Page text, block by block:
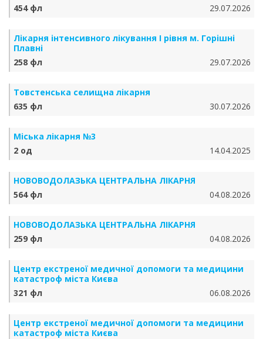
454 фл
29.07.2026
Лікарня інтенсивного лікування І рівня м. Горішні
Плавні
258 фл
29.07.2026
Товстенська селищна лікарня
635 фл
30.07.2026
Міська лікарня №3
2 од
14.04.2025
НОВОВОДОЛАЗЬКА ЦЕНТРАЛЬНА ЛІКАРНЯ
564 фл
04.08.2026
НОВОВОДОЛАЗЬКА ЦЕНТРАЛЬНА ЛІКАРНЯ
259 фл
04.08.2026
Центр екстреної медичної допомоги та медицини
катастроф міста Києва
321 фл
06.08.2026
Центр екстреної медичної допомоги та медицини
катастроф міста Києва